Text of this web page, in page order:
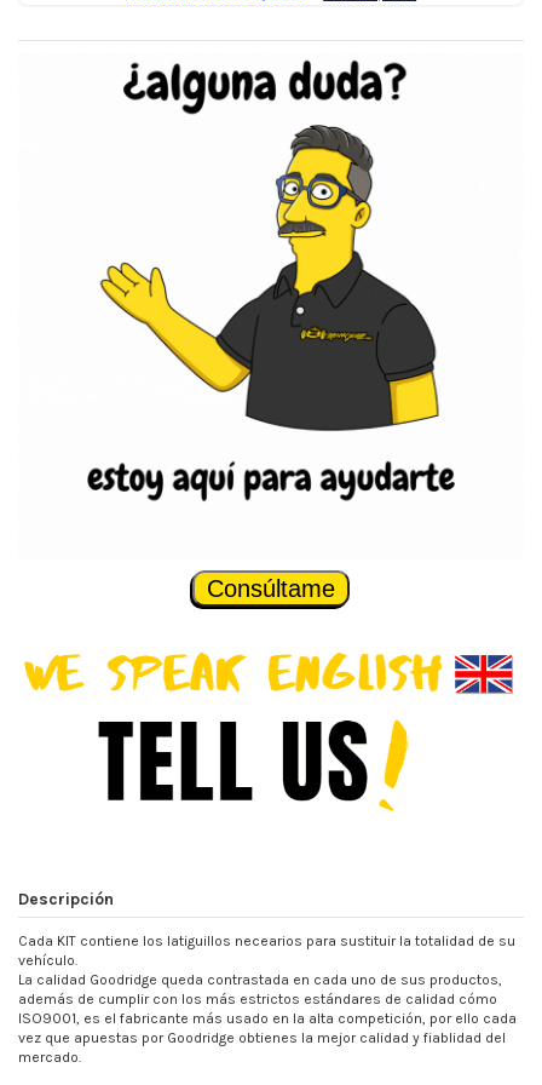
Consúltame
Descripción
Cada KIT contiene los latiguillos necearios para sustituir la totalidad de su
vehículo.
La calidad Goodridge queda contrastada en cada uno de sus productos,
además de cumplir con los más estrictos estándares de calidad cómo
ISO9001, es el fabricante más usado en la alta competición, por ello cada
vez que apuestas por Goodridge obtienes la mejor calidad y fiablidad del
mercado.